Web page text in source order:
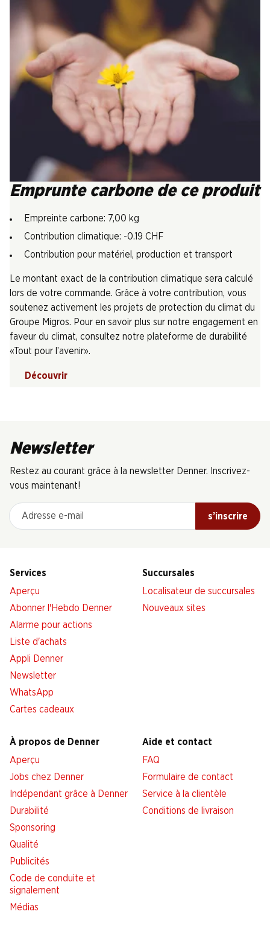
Emprunte carbone de ce produit
Empreinte carbone: 7,00 kg
Contribution climatique: -0.19 CHF
Contribution pour matériel, production et transport
Le montant exact de la contribution climatique sera calculé
lors de votre commande. Grâce à votre contribution, vous
soutenez activement les projets de protection du climat du
Groupe Migros. Pour en savoir plus sur notre engagement en
faveur du climat, consultez notre plateforme de durabilité
«Tout pour l’avenir».
Découvrir
Newsletter
Restez au courant grâce à la newsletter Denner. Inscrivez-
vous maintenant!
Adresse e-mail
s’inscrire
Services
Aperçu
Abonner l'Hebdo Denner
Alarme pour actions
Liste d'achats
Appli Denner
Newsletter
WhatsApp
Cartes cadeaux
Succursales
Localisateur de succursales
Nouveaux sites
À propos de Denner
Aperçu
Jobs chez Denner
Indépendant grâce à Denner
Durabilité
Sponsoring
Qualité
Publicités
Code de conduite et
signalement
Médias
Aide et contact
FAQ
Formulaire de contact
Service à la clientèle
Conditions de livraison